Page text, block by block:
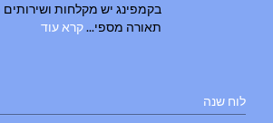
בקמפינג יש מקלחות
תאורה מספי...קרא עוד
לוח שנה